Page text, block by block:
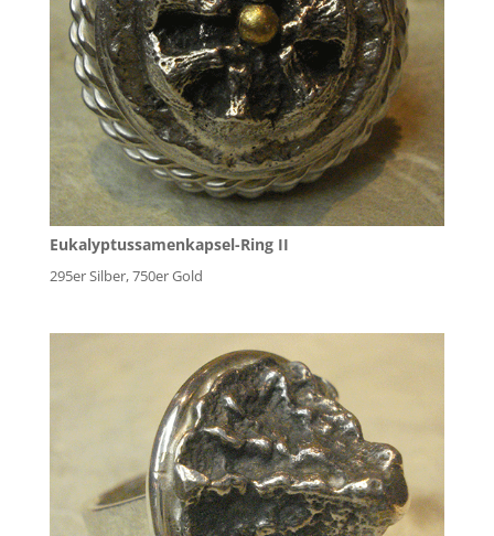
Eukalyptussamenkapsel-Ring II
295er Silber, 750er Gold